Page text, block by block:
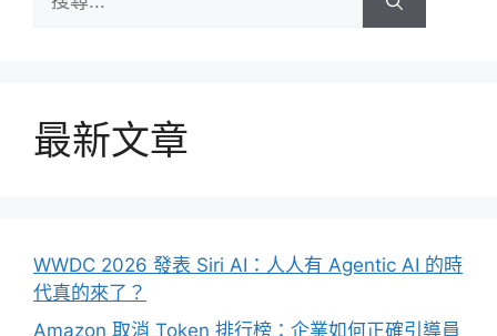
尋:
最新文章
WWDC 2026 發表 Siri AI：人人有 Agentic AI 的時
代真的來了？
Amazon 取消 Token 排行榜：企業如何正確引導員